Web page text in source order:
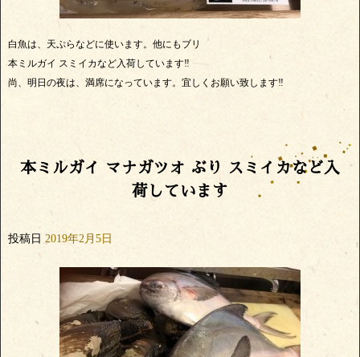
白魚は、天ぷらなどに使います。他にもブリ
本ミルガイ スミイカなど入荷しています‼️
尚、明日の夜は、満席になっています。宜しくお願い致します‼️
本ミルガイ マナガツオ ぶり スミイカなど入
荷しています
投稿日 2019年2月5日